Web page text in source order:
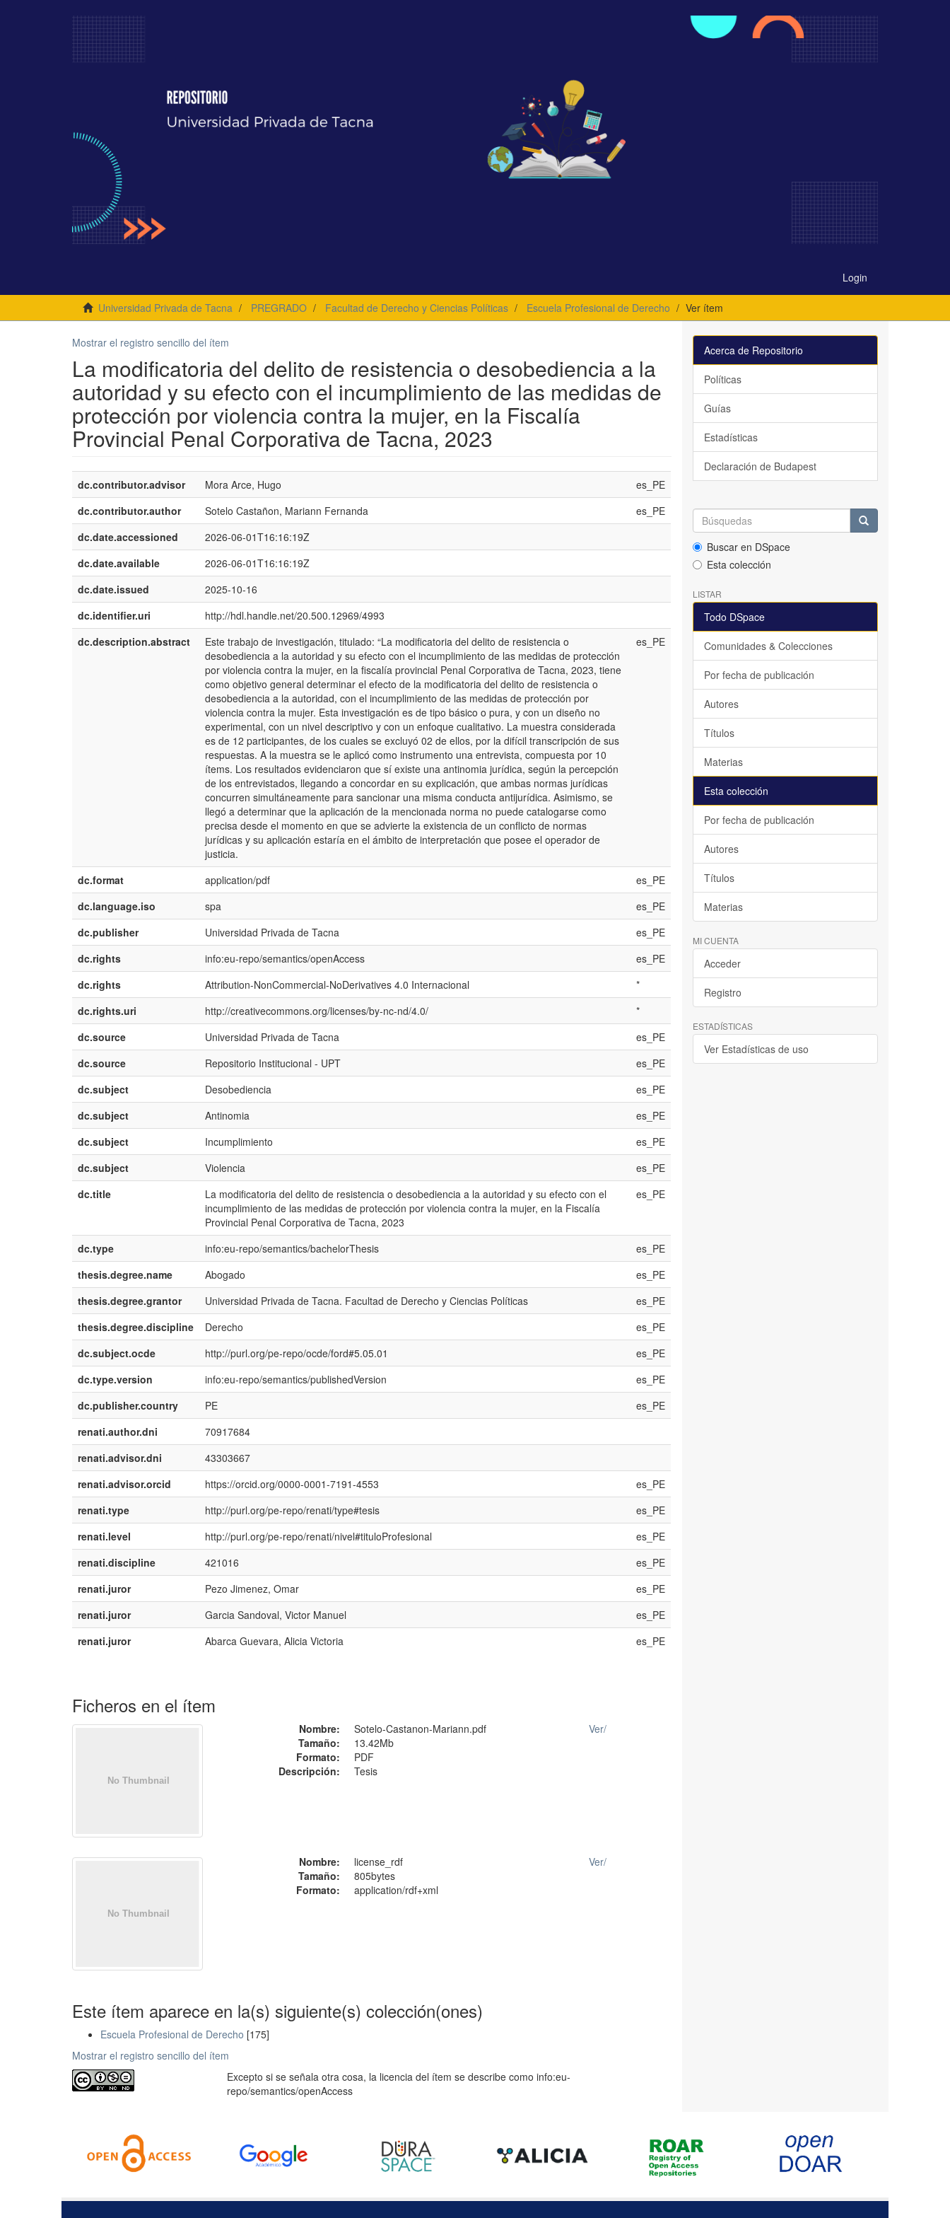
Login
Universidad Privada de Tacna PREGRADO Facultad de Derecho y Ciencias Políticas Escuela Profesional de Derecho Ver ítem
Mostrar el registro sencillo del ítem
La modificatoria del delito de resistencia o desobediencia a la
autoridad y su efecto con el incumplimiento de las medidas de
protección por violencia contra la mujer, en la Fiscalía
Provincial Penal Corporativa de Tacna, 2023
dc.contributor.advisor Mora Arce, Hugo
es_PE
dc.contributor.author
Sotelo Castañon, Mariann Fernanda
es_PE
dc.date.accessioned
2026-06-01T16:16:19Z
dc.date.available
2026-06-01T16:16:19Z
dc.date.issued
2025-10-16
dc.identifier.uri
http://hdl.handle.net/20.500.12969/4993
dc.description.abstract
Este trabajo de investigación, titulado: “La modificatoria del delito de resistencia o
desobediencia a la autoridad y su efecto con el incumplimiento de las medidas de protección
por violencia contra la mujer, en la fiscalía provincial Penal Corporativa de Tacna, 2023, tiene
como objetivo general determinar el efecto de la modificatoria del delito de resistencia o
desobediencia a la autoridad, con el incumplimiento de las medidas de protección por
violencia contra la mujer. Esta investigación es de tipo básico o pura, y con un diseño no
experimental, con un nivel descriptivo y con un enfoque cualitativo. La muestra considerada
es de 12 participantes, de los cuales se excluyó 02 de ellos, por la difícil transcripción de sus
respuestas. A la muestra se le aplicó como instrumento una entrevista, compuesta por 10
ítems. Los resultados evidenciaron que sí existe una antinomia jurídica, según la percepción
de los entrevistados, llegando a concordar en su explicación, que ambas normas jurídicas
concurren simultáneamente para sancionar una misma conducta antijurídica. Asimismo, se
llegó a determinar que la aplicación de la mencionada norma no puede catalogarse como
precisa desde el momento en que se advierte la existencia de un conflicto de normas
jurídicas y su aplicación estaría en el ámbito de interpretación que posee el operador de
justicia.
es_PE
dc.format application/pdf
es_PE
dc.language.iso
spa
es_PE
dc.publisher
Universidad Privada de Tacna
es_PE
dc.rights
info:eu-repo/semantics/openAccess
es_PE
dc.rights
Attribution-NonCommercial-NoDerivatives 4.0 Internacional
*
dc.rights.uri
http://creativecommons.org/licenses/by-nc-nd/4.0/
*
dc.source
Universidad Privada de Tacna
es_PE
dc.source
Repositorio Institucional - UPT
es_PE
dc.subject
Desobediencia
es_PE
dc.subject
Antinomia
es_PE
dc.subject
Incumplimiento
es_PE
dc.subject
Violencia
es_PE
dc.title
La modificatoria del delito de resistencia o desobediencia a la autoridad y su efecto con el
incumplimiento de las medidas de protección por violencia contra la mujer, en la Fiscalía
Provincial Penal Corporativa de Tacna, 2023
es_PE
dc.type info:eu-repo/semantics/bachelorThesis
es_PE
thesis.degree.name
Abogado
es_PE
thesis.degree.grantor
Universidad Privada de Tacna. Facultad de Derecho y Ciencias Políticas
es_PE
thesis.degree.discipline
Derecho
es_PE
dc.subject.ocde
http://purl.org/pe-repo/ocde/ford#5.05.01
es_PE
dc.type.version
info:eu-repo/semantics/publishedVersion
es_PE
dc.publisher.country
PE
es_PE
renati.author.dni
70917684
renati.advisor.dni
43303667
renati.advisor.orcid
https://orcid.org/0000-0001-7191-4553
es_PE
renati.type
http://purl.org/pe-repo/renati/type#tesis
es_PE
renati.level
http://purl.org/pe-repo/renati/nivel#tituloProfesional
es_PE
renati.discipline
421016
es_PE
renati.juror
Pezo Jimenez, Omar
es_PE
renati.juror
Garcia Sandoval, Victor Manuel
es_PE
renati.juror
Abarca Guevara, Alicia Victoria es_PE
Ficheros en el ítem
Nombre:
Sotelo-Castanon-Mariann.pdf
Tamaño:
13.42Mb
Formato:
PDF
Descripción:
Tesis
Ver/
Nombre:
license_rdf
Tamaño:
805bytes
Formato:
application/rdf+xml
Ver/
Este ítem aparece en la(s) siguiente(s) colección(ones)
Escuela Profesional de Derecho [175]
Mostrar el registro sencillo del ítem
Excepto si se señala otra cosa, la licencia del ítem se describe como info:eu-
repo/semantics/openAccess
Acerca de Repositorio
Políticas
Guías
Estadísticas
Declaración de Budapest
Buscar en DSpace
Esta colección
LISTAR
Todo DSpace
Comunidades & Colecciones
Por fecha de publicación
Autores
Títulos
Materias
Esta colección
Por fecha de publicación
Autores
Títulos
Materias
MI CUENTA
Acceder
Registro
ESTADÍSTICAS
Ver Estadísticas de uso